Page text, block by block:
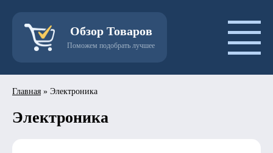
Обзор Товаров
Поможем подобрать лучшее
Главная » Электроника
Электроника